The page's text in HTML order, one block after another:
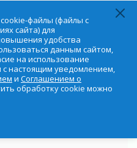
как
клеща
почетных
файлы (файлы с
сайта) для
удобства
данным сайтом,
на использование
с настоящим уведомлением,
и Соглашением о
обработку cookie можно